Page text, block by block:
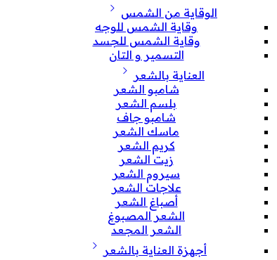
الوقاية من الشمس
وقاية الشمس للوجه
وقاية الشمس للجسد
التسمير و التان
العناية بالشعر
شامبو الشعر
بلسم الشعر
شامبو جاف
ماسك الشعر
كريم الشعر
زيت الشعر
سيروم الشعر
علاجات الشعر
أصباغ الشعر
الشعر المصبوغ
الشعر المجعد
أجهزة العناية بالشعر